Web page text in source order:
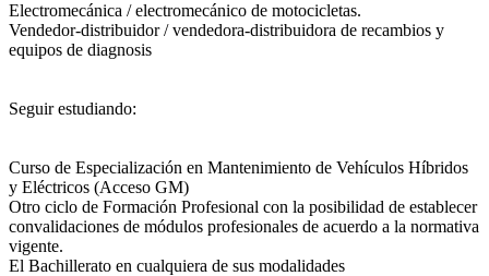
Electromecánica / electromecánico de motocicletas.
Vendedor-distribuidor / vendedora-distribuidora de recambios y
equipos de diagnosis
Seguir estudiando:
Curso de Especialización en Mantenimiento de Vehículos Híbridos
y Eléctricos (Acceso GM)
Otro ciclo de Formación Profesional con la posibilidad de establecer
convalidaciones de módulos profesionales de acuerdo a la normativa
vigente.
El Bachillerato en cualquiera de sus modalidades